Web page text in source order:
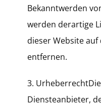
Bekanntwerden
werden derartige
dieser Website
entfernen.
3.
Diensteanbieter,